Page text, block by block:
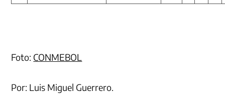
Foto: CONMEBOL
Por: Luis Miguel Guerrero.